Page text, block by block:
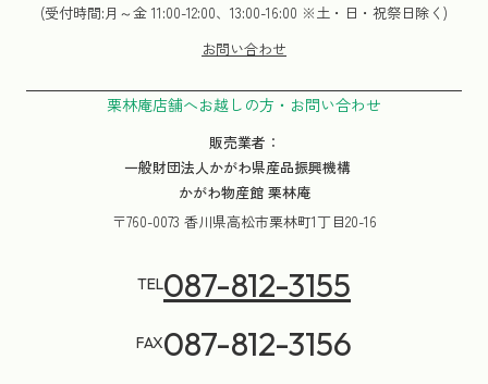
(受付時間:月～金 11:00-12:00、13:00-16:00 ※土・日・祝祭日除く)
お問い合わせ
栗林庵店舗へお越しの方・お問い合わせ
販売業者：
一般財団法人かがわ県産品振興機構
かがわ物産館 栗林庵
〒760-0073 香川県高松市栗林町1丁目20-16
TEL087-812-3155
FAX087-812-3156